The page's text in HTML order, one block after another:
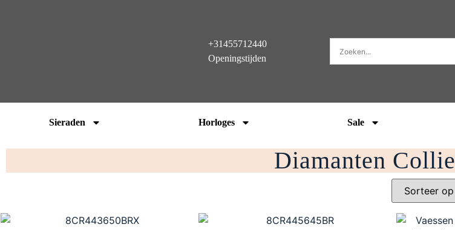
+31455712440
Openingstijden
Sieraden Horloges Sale
Diamanten